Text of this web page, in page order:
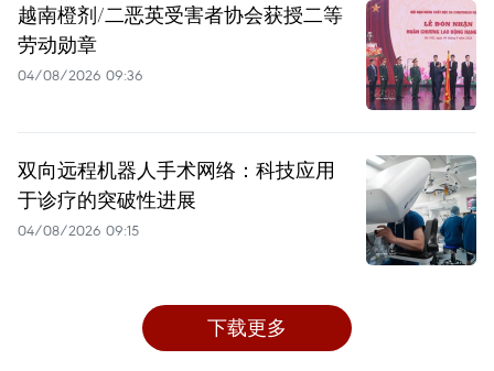
越南橙剂/二恶英受害者协会获授二等
劳动勋章
04/08/2026 09:36
双向远程机器人手术网络：科技应用
于诊疗的突破性进展
04/08/2026 09:15
下载更多